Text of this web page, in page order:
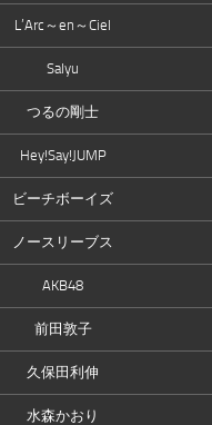
L’Arc～en～Ciel
Salyu
つるの剛士
Hey!Say!JUMP
ビーチボーイズ
ノースリーブス
AKB48
前田敦子
久保田利伸
水森かおり